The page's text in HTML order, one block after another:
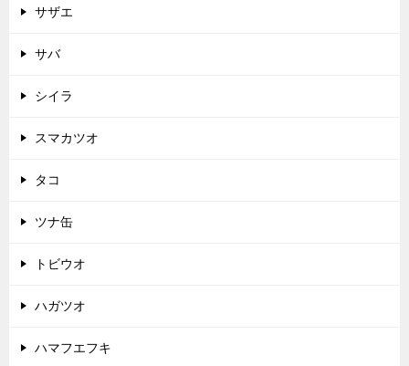
サザエ
サバ
シイラ
スマカツオ
タコ
ツナ缶
トビウオ
ハガツオ
ハマフエフキ